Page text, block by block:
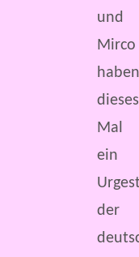
und
Mirco
haben
dieses
Mal
ein
der